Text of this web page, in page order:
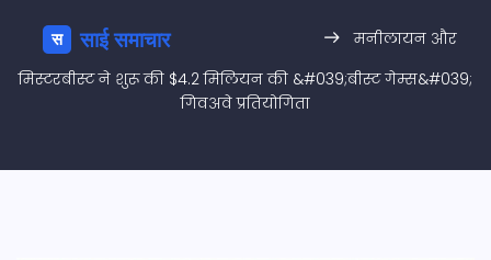
मनीलायन और
मिस्टरबीस्ट ने शुरू की $4.2 मिलियन की &#039;बीस्ट गेम्स&#039;
गिवअवे प्रतियोगिता